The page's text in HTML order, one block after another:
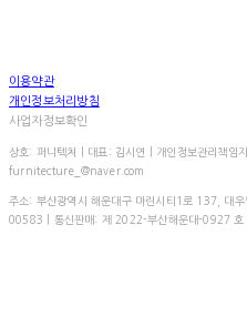
이용약관
개인정보처리방침
사업자정보확인
상호: 퍼니텍처 | 대표: 김시연 | 개인정보관리책
furnitecture_@naver.com
주소: 부산광역시 해운대구 마린시티1로 137, 대
00583 | 통신판매: 제 2022-부산해운대-0927 호